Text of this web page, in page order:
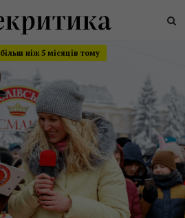
більш ніж 5 місяців тому